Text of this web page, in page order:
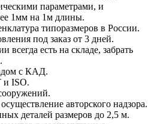
параметрами, и
1мм на 1м длины.
типоразмеров в России.
под заказ от 3 дней.
всегда есть на складе, забрать
с КАД.
и ISO.
авторского надзора.
деталей размеров до 2,5 м.